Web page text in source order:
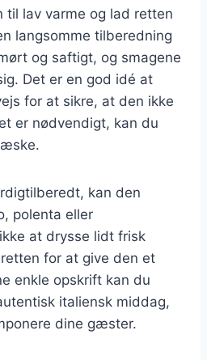
til lav varme og lad retten
langsomme tilberedning
og saftigt, og smagene
Det er en god idé at
for at sikre, at den ikke
er nødvendigt, kan du
kan den
polenta eller
at drysse lidt frisk
for at give den et
enkle opskrift kan du
italiensk middag,
dine gæster.